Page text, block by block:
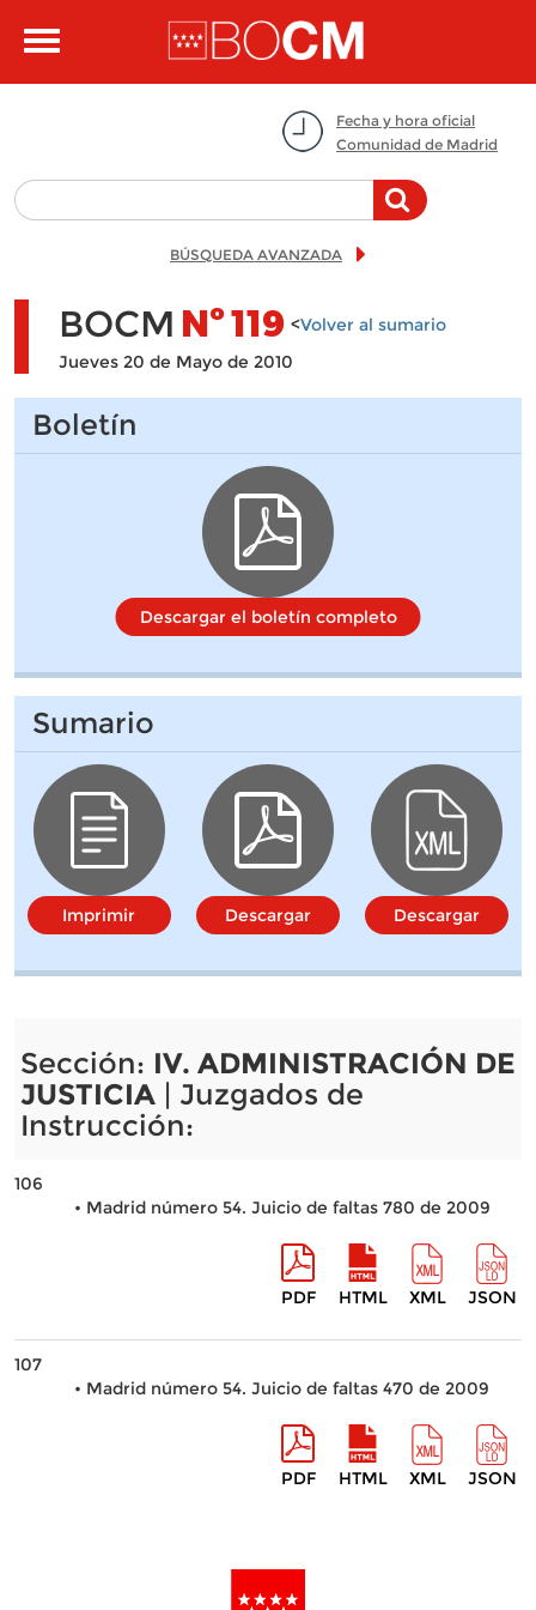
Toggle
Fecha y hora oficial
Comunidad de Madrid
BÚSQUEDA AVANZADA
BOCM Nº119 <Volver al sumario
Jueves 20 de Mayo de 2010
Boletín
Descargar el boletín completo
Sumario
Imprimir Descargar Descargar
Sección: IV. ADMINISTRACIÓN DE
JUSTICIA| Juzgados de
Instrucción:
106
• Madrid número 54. Juicio de faltas 780 de 2009
PDF HTML XML JSON
107
• Madrid número 54. Juicio de faltas 470 de 2009
PDF HTML XML JSON